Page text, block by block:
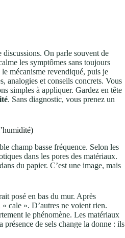
On parle souvent de
les symptômes sans toujours
mécanisme revendiqué, puis je
analogies et conseils concrets. Vous
simples à appliquer. Gardez en tête
. Sans diagnostic, vous prenez un
champ basse fréquence. Selon les
dans les pores des matériaux.
du papier. C’est une image, mais
posé en bas du mur. Après
cale ». D’autres ne voient rien.
le phénomène. Les matériaux
de sels change la donne : ils